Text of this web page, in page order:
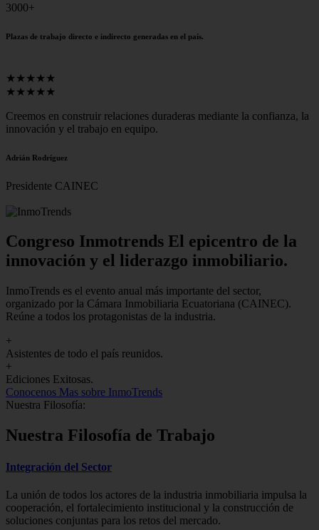
3000+
Plazas de trabajo directo e indirecto generadas en el país.
★★★★★
★★★★★
Creemos en construir relaciones duraderas mediante la confianza, la
innovación y el trabajo en equipo.
Adrián Rodríguez
Presidente CAINEC
Congreso Inmotrends El epicentro de la
innovación y el liderazgo inmobiliario.
InmoTrends es el evento anual más importante del sector,
organizado por la Cámara Inmobiliaria Ecuatoriana (CAINEC).
Reúne a todos los protagonistas de la industria.
+
Asistentes de todo el país reunidos.
+
Ediciones Exitosas.
Conocenos Mas sobre InmoTrends
Nuestra Filosofía:
Nuestra Filosofía de Trabajo
Integración del Sector
La unión de todos los actores de la industria inmobiliaria impulsa la
cooperación, el fortalecimiento institucional y la construcción de
soluciones conjuntas para los retos del mercado.